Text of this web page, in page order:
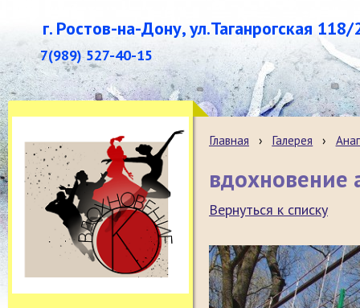
г. Ростов-на-Дону, ул.Таганрогская 118/
7(989) 527-40-15
Главная › Галерея ›
вдохновение
Вернуться к списку